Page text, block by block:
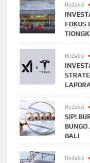
Redaksi
FOKUS
Redaksi
Redaksi
SIP!
BALI
Redaksi